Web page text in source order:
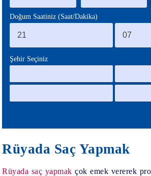
Doğum Saatiniz (Saat/Dakika)
Şehir Seçiniz
Rüyada Saç Yapmak
Rüyada saç yapmak çok emek vererek